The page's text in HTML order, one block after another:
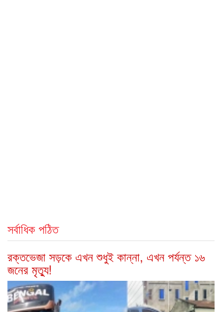
সর্বাধিক পঠিত
রক্তভেজা সড়কে এখন শুধুই কান্না, এখন পর্যন্ত ১৬
জনের মৃত্যু!